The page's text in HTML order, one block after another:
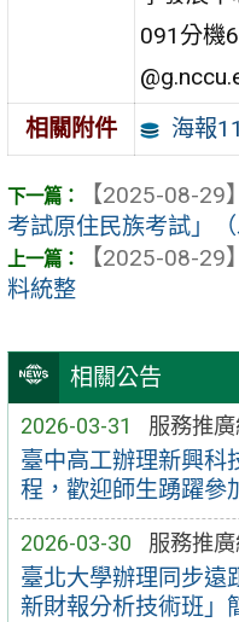
相關公告
2026-03-31 服務推廣
臺中高工辦理新興科
程，歡迎師生踴躍參
2026-03-30 服務推廣
臺北大學辦理同步遠
新財報分析技術班」
091分機
相關附件
海報
【2025-08-29】
考試原住民族考試」
【2025-08-29】
料統整